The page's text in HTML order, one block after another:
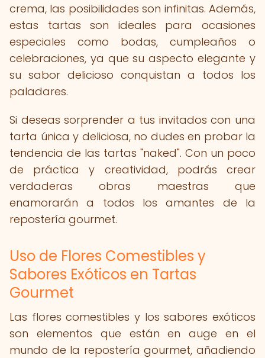
crema, las posibilidades son infinitas. Además,
estas tartas son ideales para ocasiones
especiales como bodas, cumpleaños o
celebraciones, ya que su aspecto elegante y
su sabor delicioso conquistan a todos los
paladares.
Si deseas sorprender a tus invitados con una
tarta única y deliciosa, no dudes en probar la
tendencia de las tartas "naked". Con un poco
de práctica y creatividad, podrás crear
verdaderas obras maestras que
enamorarán a todos los amantes de la
repostería gourmet.
Uso de Flores Comestibles y
Sabores Exóticos en Tartas
Gourmet
Las flores comestibles y los sabores exóticos
son elementos que están en auge en el
mundo de la repostería gourmet, añadiendo